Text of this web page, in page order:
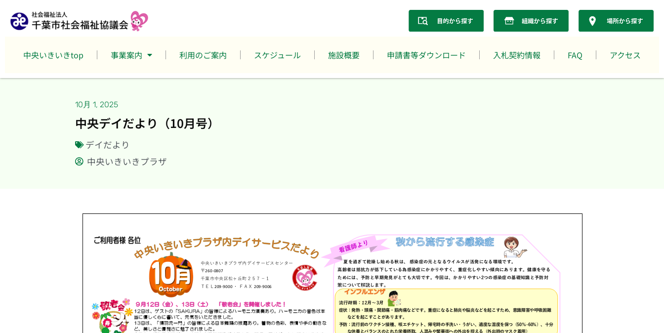
中央いきいきtop 事業案内 利用のご案内 スケジュール 施設概要 申請書等ダウンロード 入札契約情報 FAQ アクセス
10月 1, 2025
中央デイだより（10月号）
デイだより
中央いきいきプラザ